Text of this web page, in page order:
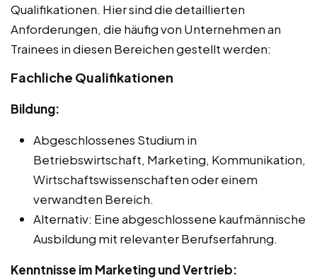
Qualifikationen. Hier sind die detaillierten
Anforderungen, die häufig von Unternehmen an
Trainees in diesen Bereichen gestellt werden:
Fachliche Qualifikationen
Bildung:
Abgeschlossenes Studium in
Betriebswirtschaft, Marketing, Kommunikation,
Wirtschaftswissenschaften oder einem
verwandten Bereich.
Alternativ: Eine abgeschlossene kaufmännische
Ausbildung mit relevanter Berufserfahrung.
Kenntnisse im Marketing und Vertrieb: